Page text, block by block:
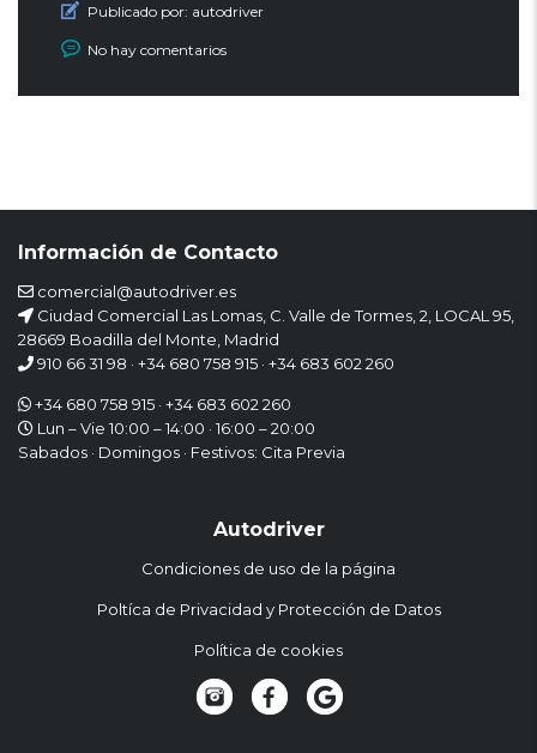
Publicado por: autodriver
No hay comentarios
Información de Contacto
comercial@autodriver.es
Ciudad Comercial Las Lomas, C. Valle de Tormes, 2, LOCAL 95,
28669 Boadilla del Monte, Madrid
910 66 31 98 · +34 680 758 915 · +34 683 602 260
+34 680 758 915 · +34 683 602 260
Lun – Vie 10:00 – 14:00 · 16:00 – 20:00
Sabados · Domingos · Festivos: Cita Previa
Autodriver
Condiciones de uso de la página
Poltíca de Privacidad y Protección de Datos
Política de cookies